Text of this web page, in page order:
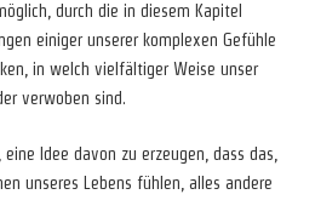
durch die in diesem Kapitel
einiger unserer komplexen Gefühle
in welch vielfältiger Weise unser
verwoben sind.
Idee davon zu erzeugen, dass das,
unseres Lebens fühlen, alles andere